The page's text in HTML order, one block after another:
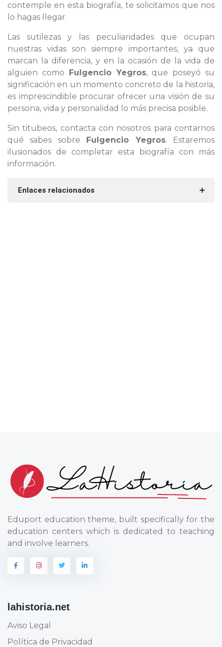
contemple en esta biografía, te solicitamos que nos
lo hagas llegar.
Las sutilezas y las peculiaridades que ocupan
nuestras vidas son siempre importantes, ya que
marcan la diferencia, y en la ocasión de la vida de
alguien como Fulgencio Yegros, que poseyó su
significación en un momento concreto de la historia,
es imprescindible procurar ofrecer una visión de su
persona, vida y personalidad lo más precisa posible.
Sin titubeos, contacta con nosotros para contarnos
qué sabes sobre Fulgencio Yegros. Estaremos
ilusionados de completar esta biografía con más
información.
Enlaces relacionados
Eduport education theme, built specifically for the
education centers which is dedicated to teaching
and involve learners.
lahistoria.net
Aviso Legal
Política de Privacidad